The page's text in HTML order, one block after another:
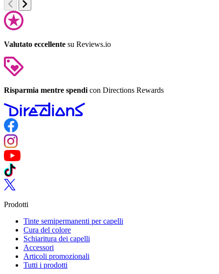
Valutato eccellente su Reviews.io
Risparmia mentre spendi con Directions Rewards
Follow us on Facebook
Follow us on Instagram
Follow us on YouTube
Follow us on TikTok
Follow us on Twitter
Prodotti
Tinte semipermanenti per capelli
Cura del colore
Schiaritura dei capelli
Accessori
Articoli promozionali
Tutti i prodotti